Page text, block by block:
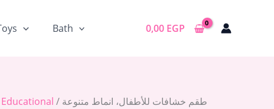
Bath 0,00 EGP
Educational / طقم خشافات للأطفال، انماط متنوعة
is: